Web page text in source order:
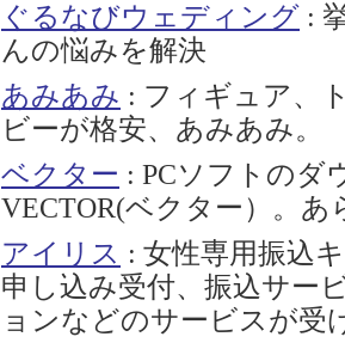
ぐるなびウェディング :
んの悩みを解決
あみあみ : フィギュア、
ビーが格安、あみあみ。
ベクター : PCソフトのダ
VECTOR(ベクター）。
アイリス : 女性専用振込
申し込み受付、振込サー
ョンなどのサービスが受